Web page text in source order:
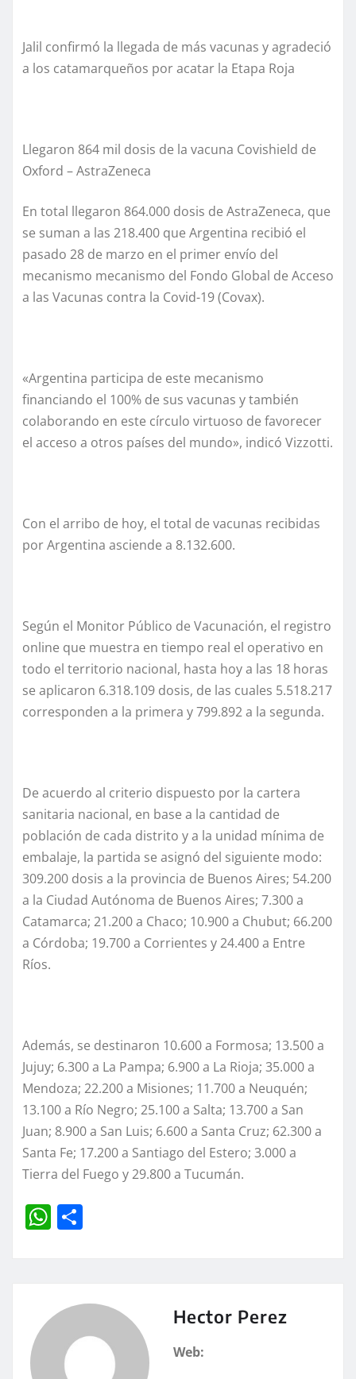
Jalil confirmó la llegada de más vacunas y agradeció
a los catamarqueños por acatar la Etapa Roja
Llegaron 864 mil dosis de la vacuna Covishield de
Oxford – AstraZeneca
En total llegaron 864.000 dosis de AstraZeneca, que
se suman a las 218.400 que Argentina recibió el
pasado 28 de marzo en el primer envío del
mecanismo mecanismo del Fondo Global de Acceso
a las Vacunas contra la Covid-19 (Covax).
«Argentina participa de este mecanismo
financiando el 100% de sus vacunas y también
colaborando en este círculo virtuoso de favorecer
el acceso a otros países del mundo», indicó Vizzotti.
Con el arribo de hoy, el total de vacunas recibidas
por Argentina asciende a 8.132.600.
Según el Monitor Público de Vacunación, el registro
online que muestra en tiempo real el operativo en
todo el territorio nacional, hasta hoy a las 18 horas
se aplicaron 6.318.109 dosis, de las cuales 5.518.217
corresponden a la primera y 799.892 a la segunda.
De acuerdo al criterio dispuesto por la cartera
sanitaria nacional, en base a la cantidad de
población de cada distrito y a la unidad mínima de
embalaje, la partida se asignó del siguiente modo:
309.200 dosis a la provincia de Buenos Aires; 54.200
a la Ciudad Autónoma de Buenos Aires; 7.300 a
Catamarca; 21.200 a Chaco; 10.900 a Chubut; 66.200
a Córdoba; 19.700 a Corrientes y 24.400 a Entre
Ríos.
Además, se destinaron 10.600 a Formosa; 13.500 a
Jujuy; 6.300 a La Pampa; 6.900 a La Rioja; 35.000 a
Mendoza; 22.200 a Misiones; 11.700 a Neuquén;
13.100 a Río Negro; 25.100 a Salta; 13.700 a San
Juan; 8.900 a San Luis; 6.600 a Santa Cruz; 62.300 a
Santa Fe; 17.200 a Santiago del Estero; 3.000 a
Tierra del Fuego y 29.800 a Tucumán.
W
A
p
rt
Hector Perez
Web: